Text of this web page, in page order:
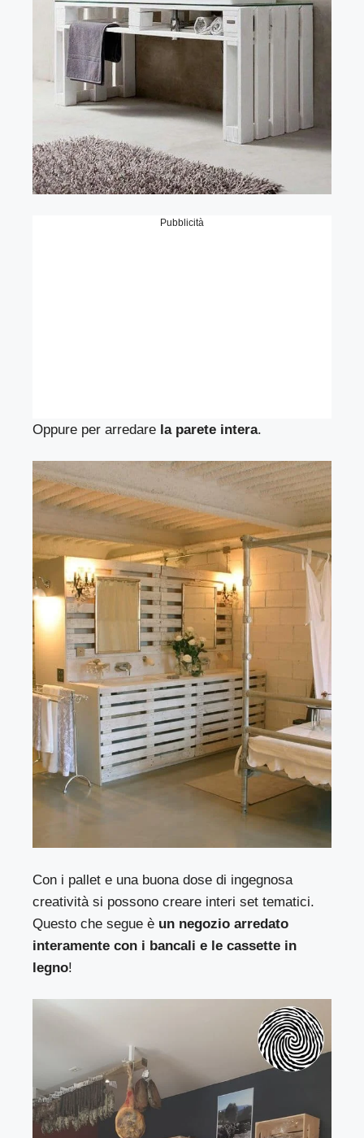
Pubblicità
Oppure per arredare la parete intera.
Con i pallet e una buona dose di ingegnosa
creatività si possono creare interi set tematici.
Questo che segue è un negozio arredato
interamente con i bancali e le cassette in
legno!